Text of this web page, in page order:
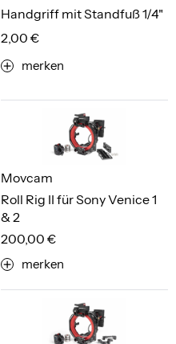
Handgriff mit Standfuß 1/4"
2,00 €
merken
Roll Rig II für Sony Venice 1
& 2
Movcam
200,00 €
merken